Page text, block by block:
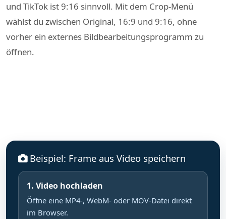
und TikTok ist 9:16 sinnvoll. Mit dem Crop-Menü
wählst du zwischen Original, 16:9 und 9:16, ohne
vorher ein externes Bildbearbeitungsprogramm zu
öffnen.
Beispiel: Frame aus Video speichern
1. Video hochladen
Öffne eine MP4-, WebM- oder MOV-Datei direkt
im Browser.